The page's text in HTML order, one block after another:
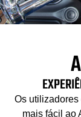
Os
mais fácil ao